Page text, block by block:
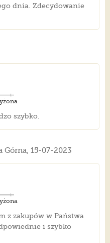
dnia. Zdecydowanie
szybko.
Górna, 15-07-2023
z zakupów w Państwa
i szybko